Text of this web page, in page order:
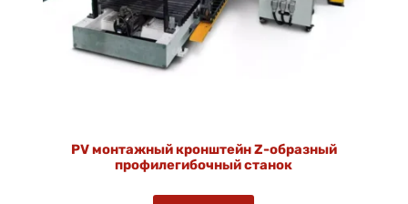
PV монтажный кронштейн Z-образный
профилегибочный станок